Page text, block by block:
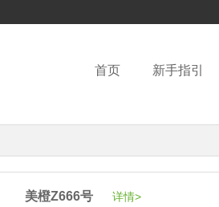
首页 新手指引
美橙Z666号 详情>